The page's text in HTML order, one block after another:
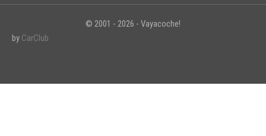
© 2001 - 2026 - Vayacoche!
by CarClub